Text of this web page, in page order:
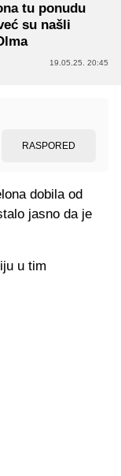
tu ponudu
su našli
19.05.25. 20:45
RASPORED
dobila od
jasno da je
u tim